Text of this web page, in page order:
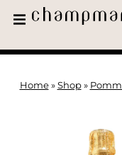
Home» Shop»